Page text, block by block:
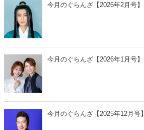
今月のぐらんざ【2026年2月号】
今月のぐらんざ【2026年1月号】
今月のぐらんざ【2025年12月号】